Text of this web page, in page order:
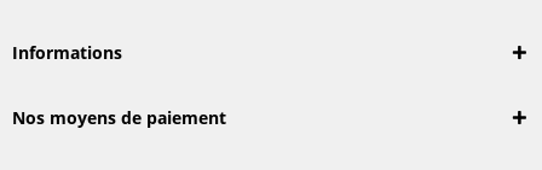
Informations
Nos moyens de paiement